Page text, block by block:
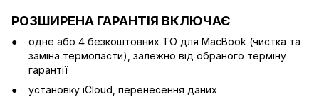
РОЗШИРЕНА ГАРАНТІЯ ВКЛЮЧАЄ
одне або 4 безкоштовних ТО для MacBook (чистка та
заміна термопасти), залежно від обраного терміну
гарантії
установку iCloud, перенесення даних